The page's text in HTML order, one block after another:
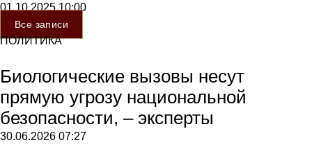
01.10.202510:00
Все записи
ПОЛИТИКА
Биологические вызовы несут
прямую угрозу национальной
безопасности, – эксперты
30.06.2026 07:27